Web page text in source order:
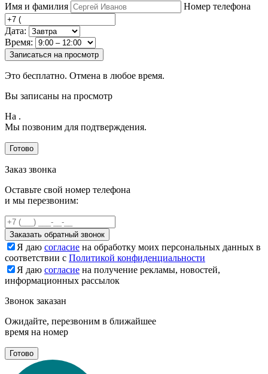
Имя и фамилия Номер телефона
Дата:
Время:
Записаться на просмотр
Это бесплатно. Отмена в любое время.
Вы записаны на просмотр
На .
Мы позвоним для подтверждения.
Готово
Заказ звонка
Оставьте свой номер телефона
и мы перезвоним:
Заказать обратный звонок
Я даю согласие на обработку моих персональных данных в
соответствии с Политикой конфиденциальности
Я даю согласие на получение рекламы, новостей,
информационных рассылок
Звонок заказан
Ожидайте, перезвоним в ближайшее
время на номер
Готово